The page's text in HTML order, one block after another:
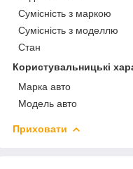
Сумісність з маркою
Сумісність з моделлю
Стан
Користувальницькі
Марка авто
Модель авто
Приховати